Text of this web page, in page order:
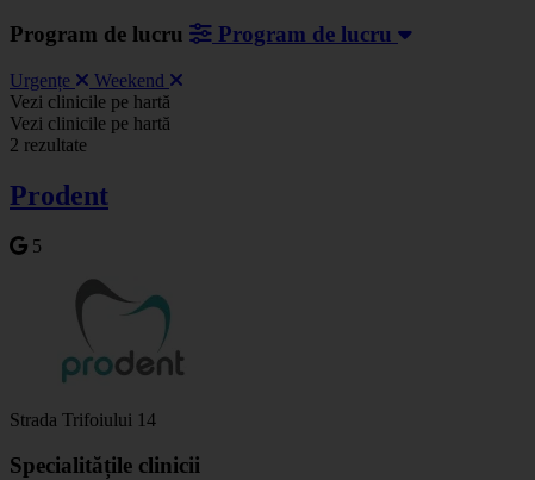
Program de lucru Program de lucru
Urgențe Weekend
+
−
Vezi clinicile pe hartă
Vezi clinicile pe hartă
2 rezultate
Prodent
5
Strada Trifoiului 14
Specialitățile clinicii